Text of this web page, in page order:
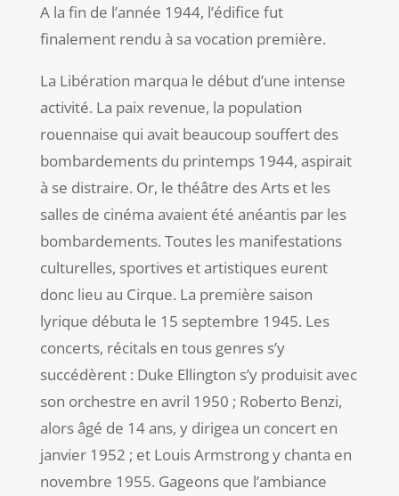
A la fin de l’année 1944, l’édifice fut
finalement rendu à sa vocation première.
La Libération marqua le début d’une intense
activité. La paix revenue, la population
rouennaise qui avait beaucoup souffert des
bombardements du printemps 1944, aspirait
à se distraire. Or, le théâtre des Arts et les
salles de cinéma avaient été anéantis par les
bombardements. Toutes les manifestations
culturelles, sportives et artistiques eurent
donc lieu au Cirque. La première saison
lyrique débuta le 15 septembre 1945. Les
concerts, récitals en tous genres s’y
succédèrent : Duke Ellington s’y produisit avec
son orchestre en avril 1950 ; Roberto Benzi,
alors âgé de 14 ans, y dirigea un concert en
janvier 1952 ; et Louis Armstrong y chanta en
novembre 1955. Gageons que l’ambiance